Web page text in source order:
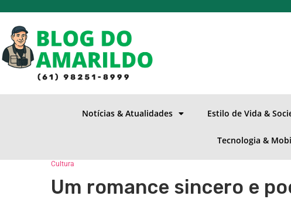
Notícias & Atualidades Estilo de Vida &
Tecnologia &
Cultura
Um romance sincero e